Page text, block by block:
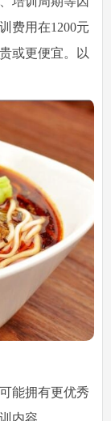
费用在1200元
或更便宜。以
能拥有更优秀
内容。